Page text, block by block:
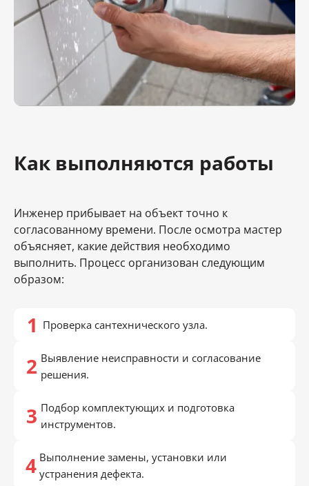
Как выполняются работы
Инженер прибывает на объект точно к
согласованному времени. После осмотра мастер
объясняет, какие действия необходимо
выполнить. Процесс организован следующим
образом:
Проверка сантехнического узла.
Выявление неисправности и согласование
решения.
Подбор комплектующих и подготовка
инструментов.
Выполнение замены, установки или
устранения дефекта.